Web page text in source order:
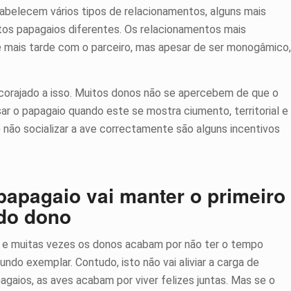
vários tipos de relacionamentos, alguns mais
papagaios diferentes. Os relacionamentos mais
tarde com o parceiro, mas apesar de ser monogâmico,
a isso. Muitos donos não se apercebem de que o
o papagaio quando este se mostra ciumento, territorial e
socializar a ave correctamente são alguns incentivos
vai manter o primeiro
dono
muitas vezes os donos acabam por não ter o tempo
exemplar. Contudo, isto não vai aliviar a carga de
as aves acabam por viver felizes juntas. Mas se o